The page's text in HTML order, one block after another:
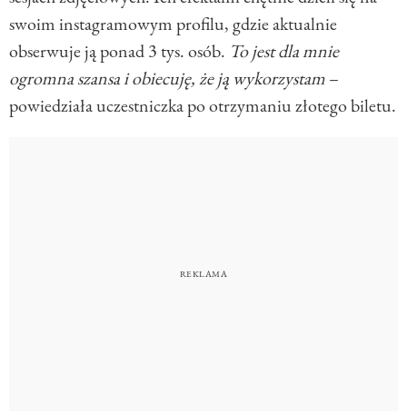
swoim instagramowym profilu, gdzie aktualnie
obserwuje ją ponad 3 tys. osób. To jest dla mnie
ogromna szansa i obiecuję, że ją wykorzystam–
powiedziała uczestniczka po otrzymaniu złotego biletu.